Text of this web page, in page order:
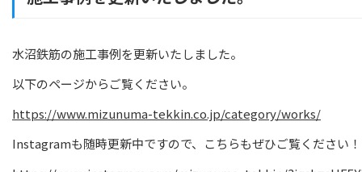
水沼鉄筋の施工事例を更新いたしました。
以下のページからご覧ください。
https://www.mizunuma-tekkin.co.jp/category/works/
Instagramも随時更新中ですので、こちらもぜひご覧ください！